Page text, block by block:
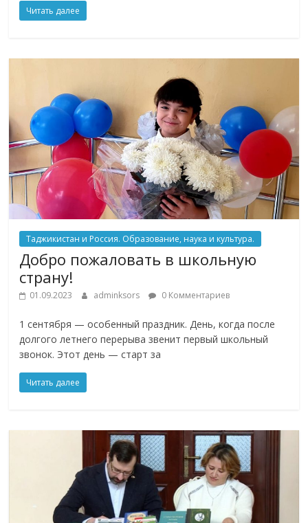
Читать далее
Таджикистан и Россия. Образование, наука и культура.
Добро пожаловать в школьную
страну!
01.09.2023 adminksors 0 Комментариев
1 сентября — особенный праздник. День, когда после
долгого летнего перерыва звенит первый школьный
звонок. Этот день — старт за
Читать далее